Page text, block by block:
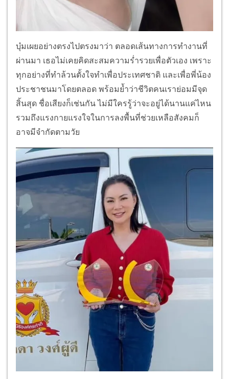
บุ๋มเผยอย่างตรงไปตรงมาว่า ตลอดเส้นทางการทำงานที่
ผ่านมา เธอไม่เคยคิดสะสมความร่ำรวยเพื่อตัวเอง เพราะ
ทุกอย่างที่ทำล้วนตั้งใจทำเพื่อประเทศชาติ และเพื่อพี่น้อง
ประชาชนมาโดยตลอด พร้อมย้ำว่าชีวิตคนเราย่อมมีจุด
สิ้นสุด ชื่อเสียงก็เช่นกัน ไม่มีใครรู้ว่าจะอยู่ได้นานแค่ไหน
รวมถึงแรงกายแรงใจในการลงพื้นที่ช่วยเหลือสังคมก็
อาจมีจำกัดตามวัย